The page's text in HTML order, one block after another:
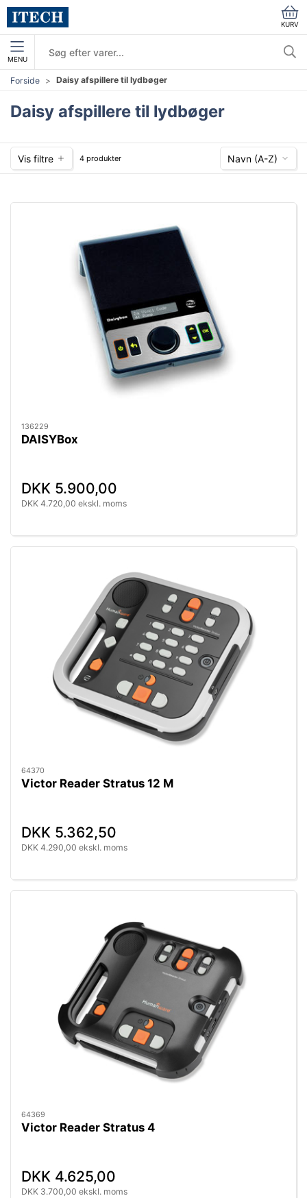
KURV
MENU
Forside Daisy afspillere til lydbøger
Daisy afspillere til lydbøger
Vis filtre 4 produkter Navn (A-Z)
136229
DAISYBox
DKK 5.900,00
DKK 4.720,00 ekskl. moms
64370
Victor Reader Stratus 12 M
DKK 5.362,50
DKK 4.290,00 ekskl. moms
64369
Victor Reader Stratus 4
DKK 4.625,00
DKK 3.700,00 ekskl. moms